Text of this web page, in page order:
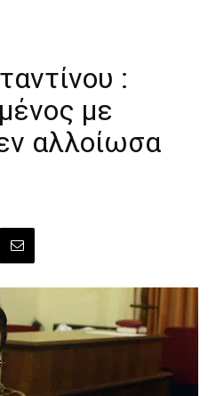
:
με
αλλοίωσα